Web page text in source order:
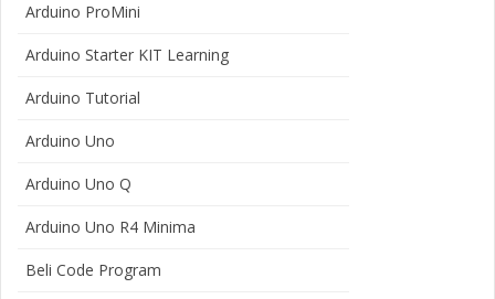
Arduino ProMini
Arduino Starter KIT Learning
Arduino Tutorial
Arduino Uno
Arduino Uno Q
Arduino Uno R4 Minima
Beli Code Program